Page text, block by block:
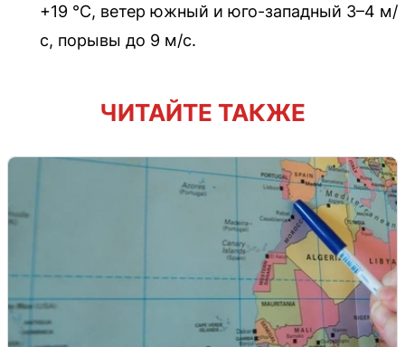
+19 °C, ветер южный и юго-западный 3–4 м/
с, порывы до 9 м/с.
ЧИТАЙТЕ ТАКЖЕ